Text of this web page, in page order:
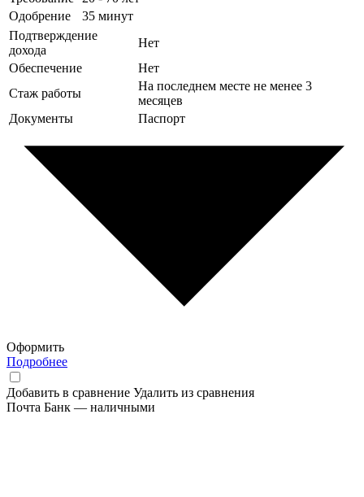
Одобрение
35 минут
Подтверждение
дохода
Нет
Обеспечение
Нет
Стаж работы
На последнем месте не менее 3
месяцев
Документы
Паспорт
Оформить
Подробнее
Добавить в сравнение Удалить из сравнения
Почта Банк — наличными